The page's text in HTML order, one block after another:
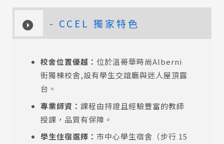
- CCEL 獨家特色
校舍位置優越： 位於溫哥華時尚Alberni
街獨棟校舍,設有學生交誼廳與迷人屋頂露
台。
專業師資： 課程由持證且經驗豐富的教師
授課，品質有保障。
學生住宿選擇： 市中心學生宿舍（步行 15